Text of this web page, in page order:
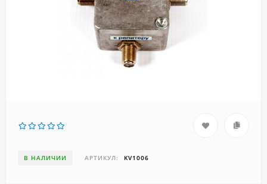
В НАЛИЧИИ АРТИКУЛ: KV1006